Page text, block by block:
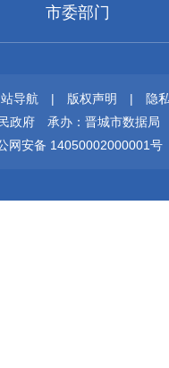
市委部门
导航 | 版权声明 |
隐
政府
承办：晋城市数据局
网安备 14050002000001号